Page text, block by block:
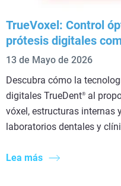
TrueVoxel: Control
prótesis digitales
13 de Mayo de 2026
Descubra cómo la
digitales TrueDent® al
vóxel, estructuras internas
laboratorios dentales y
Lea más